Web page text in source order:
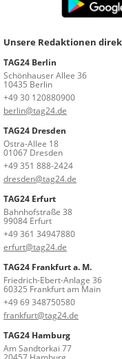
Unsere Redaktionen
TAG24 Berlin
Schönhauser Allee 36
10435 Berlin
+49 30 120880900
berlin@tag24.de
TAG24 Dresden
Ostra-Allee 18
01067 Dresden
+49 351 888-2424
dresden@tag24.de
TAG24 Erfurt
Bahnhofstraße 38
99084 Erfurt
+49 361 34947880
erfurt@tag24.de
TAG24 Frankfurt a. M.
Friedrich-Ebert-Anlage 36
60325 Frankfurt am Main
+49 69 348750580
frankfurt@tag24.de
TAG24 Hamburg
Am Sandtorkai 77